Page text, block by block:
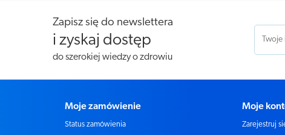
Zapisz się do newslettera
i zyskaj dostęp
do szerokiej wiedzy o zdrowiu
Moje zamówienie
Status zamówienia
Moje
Zarejestruj